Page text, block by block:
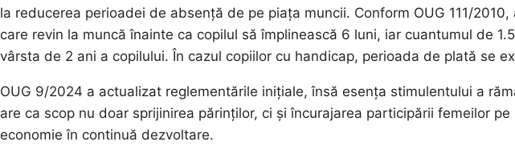
la reducerea perioadei de absență de pe piața muncii. Conform OUG 111/
care revin la muncă înainte ca copilul să împlinească 6 luni, iar cuantumul de
vârsta de 2 ani a copilului. În cazul copiilor cu handicap, perioada de plată se
OUG 9/2024 a actualizat reglementările inițiale, însă esența stimulentului a
are ca scop nu doar sprijinirea părinților, ci și încurajarea participării femeilor
economie în continuă dezvoltare.